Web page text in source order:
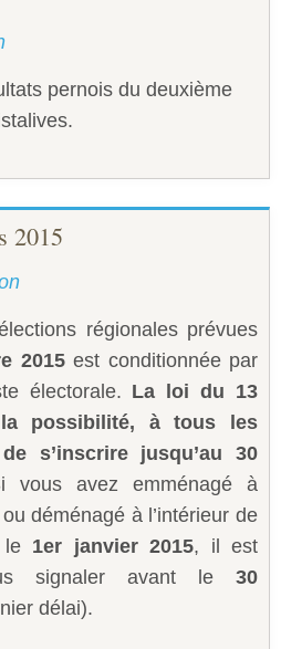
pernois du deuxième
2015
régionales prévues
2015est conditionnée par
électorale. La loi du 13
possibilité, à tous les
s’inscrire jusqu’au 30
vous avez emménagé à
déménagé à l’intérieur de
le1er janvier 2015, il est
signaler avant le 30
délai).